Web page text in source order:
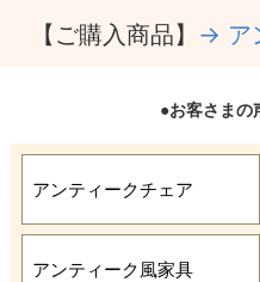
【ご購入商品】 → ア
●お客さまの
アンティークチェア
アンティーク風家具